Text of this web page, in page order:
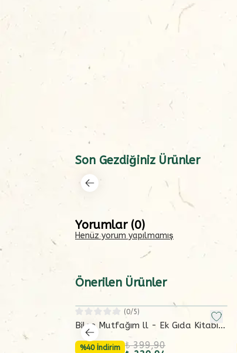
Son Gezdiğiniz Ürünler
Yorumlar(0)
Henüz yorum yapılmamış
Önerilen Ürünler
(0/5)
Bilge Mutfağım ll - Ek Gıda Kitabı
(Gözden Geçirilmiş 2. Baskı)
%40 İndirim ₺ 399,90